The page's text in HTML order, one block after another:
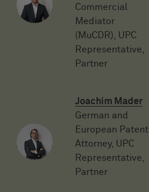
Commercial
Mediator
(MuCDR), UPC
Representative,
Partner
Joachim Mader
German and
European Patent
Attorney, UPC
Representative,
Partner